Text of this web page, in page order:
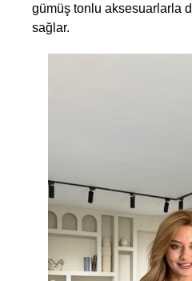
gümüş tonlu aksesuarlarla
sağlar.